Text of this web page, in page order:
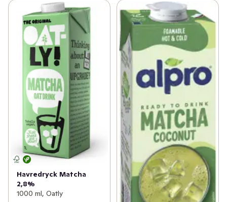
Havredryck Matcha
2,8%
1000 ml, Oatly